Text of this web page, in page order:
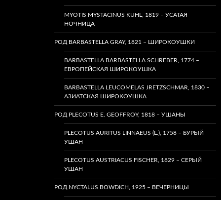
MYOTIS MYSTACINUS KUHL, 1819 – УСАТАЯ
НОЧНИЦА
РОД BARBASTELLA GRAY, 1821 – ШИРОКОУШКИ
BARBASTELLA BARBASTELLA SCHREBER, 1774 –
ЕВРОПЕЙСКАЯ ШИРОКОУШКА
BARBASTELLA LEUCOMELAS JRETZSCHMAR, 1830 –
АЗИАТСКАЯ ШИРОКОУШКА
РОД PLECOTUS E. GEOFFROY, 1818 – УШАНЫ
PLECOTUS AURITUS LINNAEUS (L.), 1758 – БУРЫЙ
УШАН
PLECOTUS AUSTRIACUS FISCHER, 1829 – СЕРЫЙ
УШАН
РОД NYCTALUS BOWDICH, 1925 – ВЕЧЕРНИЦЫ